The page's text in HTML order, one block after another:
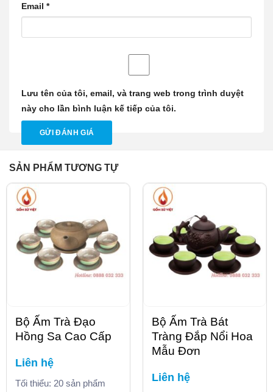
Email *
Lưu tên của tôi, email, và trang web trong trình duyệt
này cho lần bình luận kế tiếp của tôi.
SẢN PHẨM TƯƠNG TỰ
Bộ Ấm Trà Đạo
Hồng Sa Cao Cấp
Liên hệ
Tối thiểu: 20 sản phẩm
Bộ Ấm Trà Bát
Tràng Đắp Nổi Hoa
Mẫu Đơn
Liên hệ